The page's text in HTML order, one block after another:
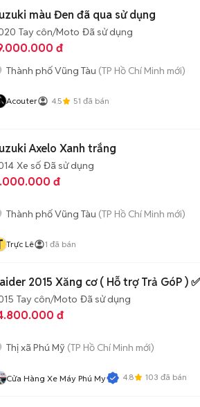
màu Đen đã qua sử dụng
Tay côn/Moto Đã sử dụng
đ
Thành phố Vũng Tàu (TP Hồ Chí Minh mới)
Acouter 4.5 51 đã bán
Axelo Xanh trắng
Xe số Đã sử dụng
đ
Thành phố Vũng Tàu (TP Hồ Chí Minh mới)
Trực Lê 1 đã bán
2015 Xăng cơ ( Hỗ trợ Trả GóP )
Tay côn/Moto Đã sử dụng
đ
Thị xã Phú Mỹ (TP Hồ Chí Minh mới)
Cửa Hàng Xe Máy Phú My 4.8 103 đã bán